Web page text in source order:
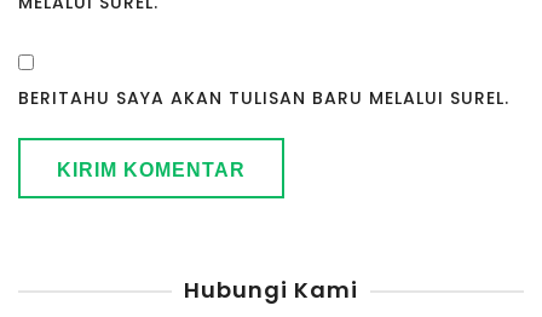
BERITAHU SAYA AKAN TULISAN BARU MELALUI SUREL.
Hubungi Kami